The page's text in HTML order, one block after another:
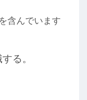
含んでいます
る。